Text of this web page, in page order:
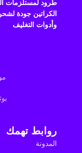
طرود لمستلزمات
الكراتين جودة
وأدوات التغليف
روابط تهمك
المدونة